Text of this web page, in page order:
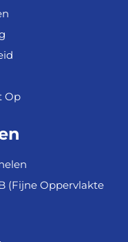
Op
(Fijne Oppervlakte